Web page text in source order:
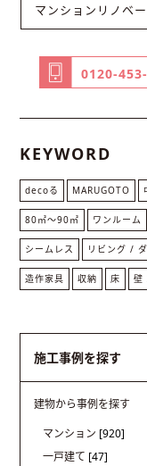
マンションリノベ
0120-
KEYWORD
decoる MARUGOTO
80㎡〜90㎡ ワンルーム
シームレス リビング /
造作家具 収納 床 壁
施工事例を探す
建物から事例を探す
マンション [920]
一戸建て [47]